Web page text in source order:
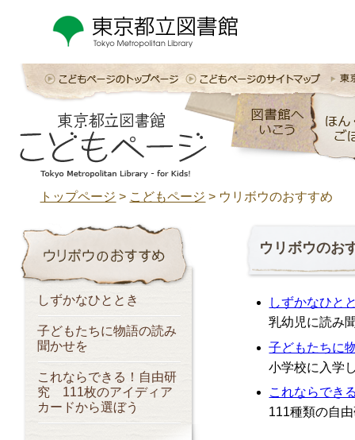
トップページ > こどもページ > ウリボウのおすすめ
しずかなひととき
子どもたちに物語の読み
聞かせを
これならできる！自由研
究 111枚のアイディア
カードから選ぼう
ウリボウのお
しずかなひと
乳幼児に読み
子どもたちに
小学校に入学
これならでき
111種類の自